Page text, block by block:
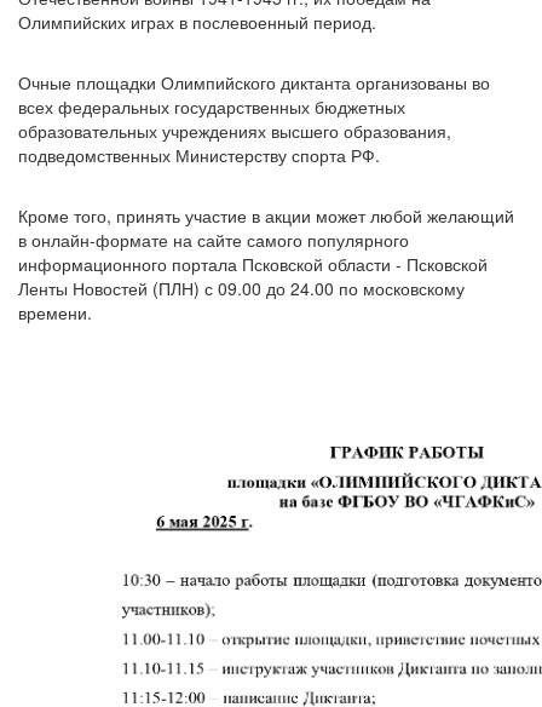
Олимпийских играх в послевоенный период.
Очные площадки Олимпийского диктанта организованы во
всех федеральных государственных бюджетных
образовательных учреждениях высшего образования,
подведомственных Министерству спорта РФ.
Кроме того, принять участие в акции может любой желающий
в онлайн-формате на сайте самого популярного
информационного портала Псковской области - Псковской
Ленты Новостей (ПЛН) с 09.00 до 24.00 по московскому
времени.